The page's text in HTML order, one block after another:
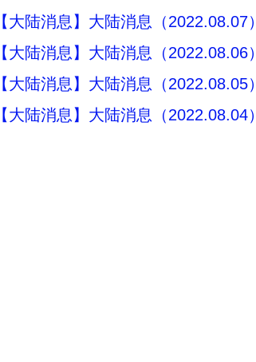
【大陆消息】大陆消息（2022.08.07）
【大陆消息】大陆消息（2022.08.06）
【大陆消息】大陆消息（2022.08.05）
【大陆消息】大陆消息（2022.08.04）